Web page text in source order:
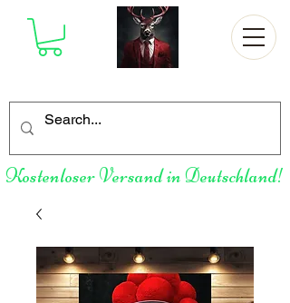
Kostenloser Versand in Deutschland!